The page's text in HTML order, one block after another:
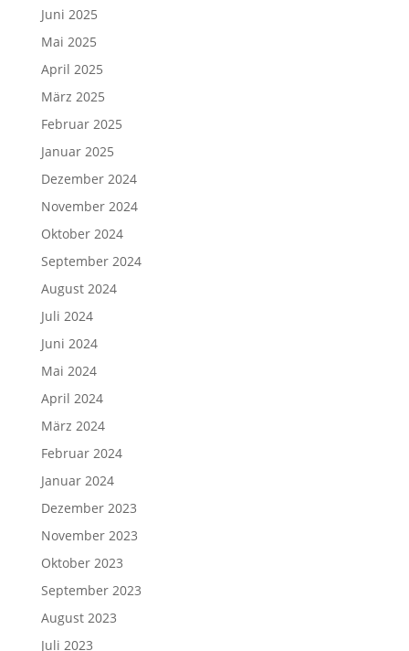
Juni 2025
Mai 2025
April 2025
März 2025
Februar 2025
Januar 2025
Dezember 2024
November 2024
Oktober 2024
September 2024
August 2024
Juli 2024
Juni 2024
Mai 2024
April 2024
März 2024
Februar 2024
Januar 2024
Dezember 2023
November 2023
Oktober 2023
September 2023
August 2023
Juli 2023